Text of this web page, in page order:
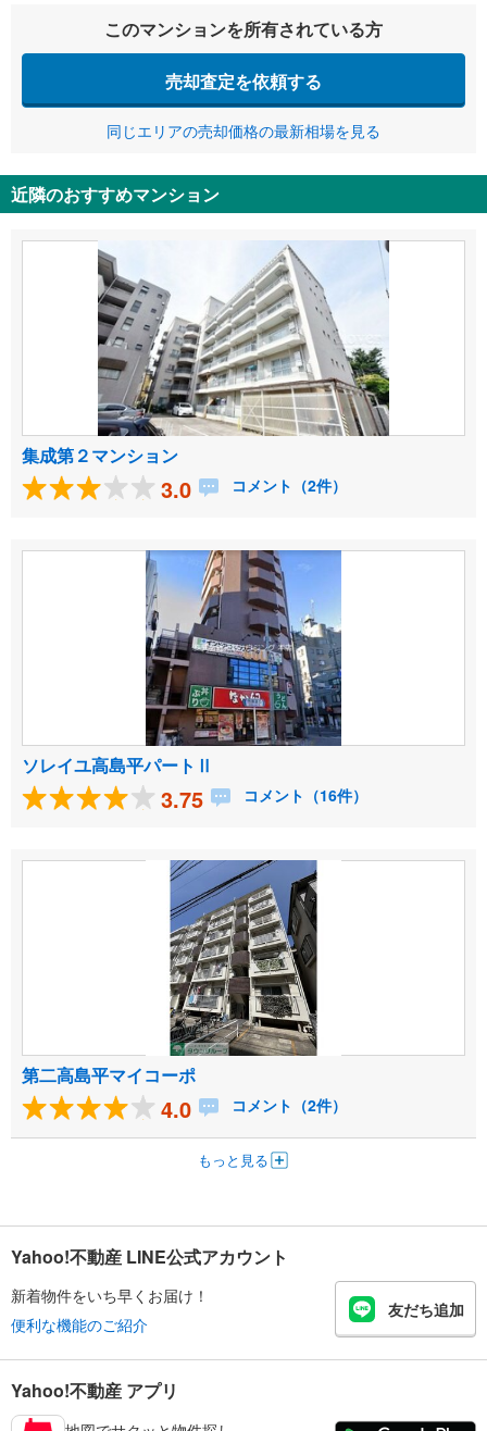
このマンションを所有されている方
売却査定を依頼する
同じエリアの売却価格の最新相場を見る
近隣のおすすめマンション
集成第２マンション
3.0 コメント（2件）
ソレイユ高島平パートⅡ
3.75 コメント（16件）
第二高島平マイコーポ
4.0 コメント（2件）
もっと見る
Yahoo!不動産 LINE公式アカウント
新着物件をいち早くお届け！
便利な機能のご紹介
友だち追加
Yahoo!不動産 アプリ